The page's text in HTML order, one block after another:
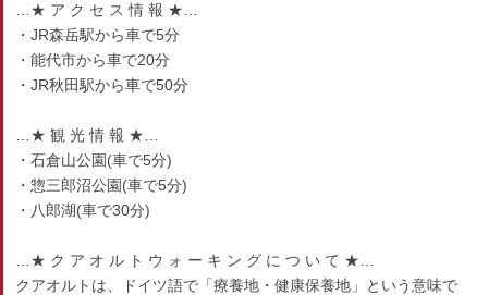
…★ ア ク セ ス 情 報 ★…
・JR森岳駅から車で5分
・能代市から車で20分
・JR秋田駅から車で50分
…★ 観 光 情 報 ★…
・石倉山公園(車で5分)
・惣三郎沼公園(車で5分)
・八郎湖(車で30分)
…★ ク ア オ ル ト ウ ォ ー キ ン グ に つ い て ★…
クアオルトは、ドイツ語で「療養地・健康保養地」という意味で